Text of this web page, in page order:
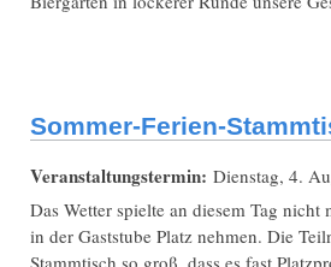
Sommer-Ferien-
Veranstaltungstermin: Dienstag, 4.
Das Wetter spielte an diesem Tag
in der Gaststube Platz nehmen. Die
Stammtisch so groß, dass es fast